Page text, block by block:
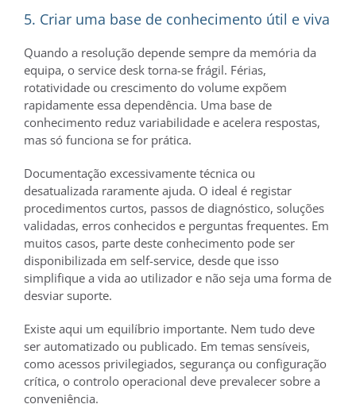
5. Criar uma base de conhecimento útil e viva
Quando a resolução depende sempre da memória da
equipa, o service desk torna-se frágil. Férias,
rotatividade ou crescimento do volume expõem
rapidamente essa dependência. Uma base de
conhecimento reduz variabilidade e acelera respostas,
mas só funciona se for prática.
Documentação excessivamente técnica ou
desatualizada raramente ajuda. O ideal é registar
procedimentos curtos, passos de diagnóstico, soluções
validadas, erros conhecidos e perguntas frequentes. Em
muitos casos, parte deste conhecimento pode ser
disponibilizada em self-service, desde que isso
simplifique a vida ao utilizador e não seja uma forma de
desviar suporte.
Existe aqui um equilíbrio importante. Nem tudo deve
ser automatizado ou publicado. Em temas sensíveis,
como acessos privilegiados, segurança ou configuração
crítica, o controlo operacional deve prevalecer sobre a
conveniência.